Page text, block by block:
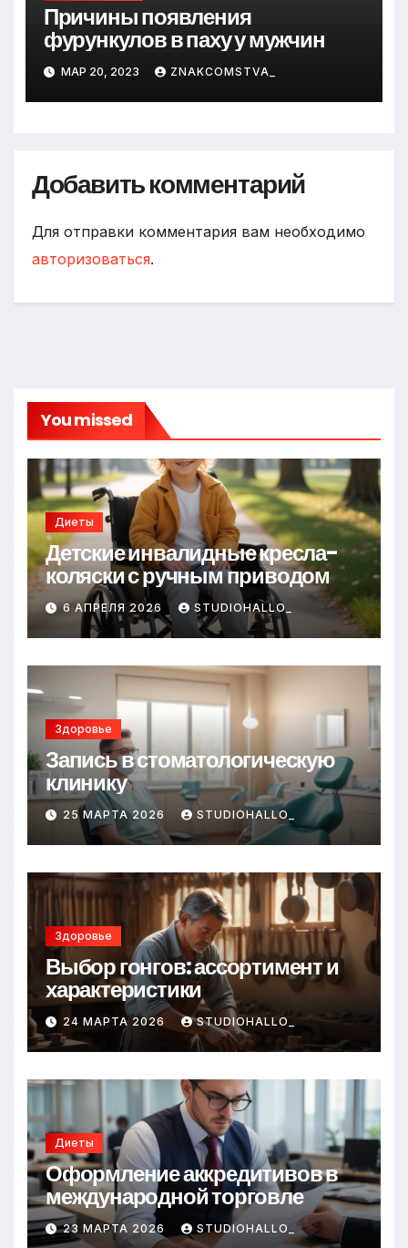
Причины появления
фурункулов в паху у мужчин
МАР 20, 2023 ZNAKCOMSTVA_
Добавить комментарий
Для отправки комментария вам необходимо
авторизоваться.
You missed
Диеты
Детские инвалидные кресла-
коляски с ручным приводом
6 АПРЕЛЯ 2026 STUDIOHALLO_
Здоровье
Запись в стоматологическую
клинику
25 МАРТА 2026 STUDIOHALLO_
Здоровье
Выбор гонгов: ассортимент и
характеристики
24 МАРТА 2026 STUDIOHALLO_
Диеты
Оформление аккредитивов в
международной торговле
23 МАРТА 2026 STUDIOHALLO_